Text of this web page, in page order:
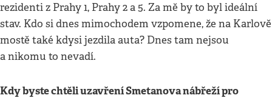
rezidenti z Prahy 1, Prahy 2 a 5. Za mě by to byl ideální
stav. Kdo si dnes mimochodem vzpomene, že na Karlově
mostě také kdysi jezdila auta? Dnes tam nejsou
a nikomu to nevadí.
Kdy byste chtěli uzavření Smetanova nábřeží pro